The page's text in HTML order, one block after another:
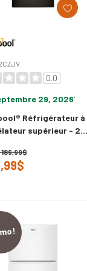
0.0
29, 2026*
Réfrigérateur à
supérieur - 24
189,99$